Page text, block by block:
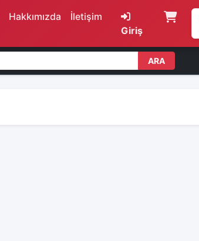
Hakkımızda
İletişim
Giriş
ARA